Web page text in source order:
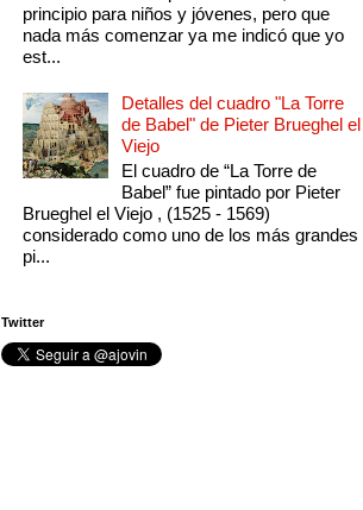
principio para niños y jóvenes, pero que
nada más comenzar ya me indicó que yo
est...
Detalles del cuadro "La Torre
de Babel" de Pieter Brueghel el
Viejo
El cuadro de “La Torre de
Babel” fue pintado por Pieter
Brueghel el Viejo , (1525 - 1569)
considerado como uno de los más grandes
pi...
Twitter